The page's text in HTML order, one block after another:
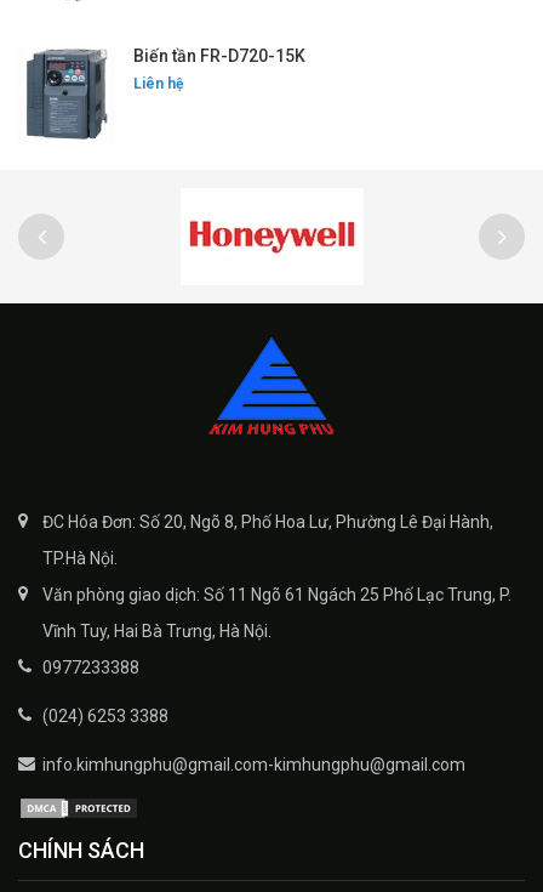
Biến tần FR-D720-15K
Liên hệ
ĐC Hóa Đơn: Số 20, Ngõ 8, Phố Hoa Lư, Phường Lê Đại Hành,
TP.Hà Nội.
Văn phòng giao dịch: Số 11 Ngõ 61 Ngách 25 Phố Lạc Trung, P.
Vĩnh Tuy, Hai Bà Trưng, Hà Nội.
0977233388
(024) 6253 3388
info.kimhungphu@gmail.com-kimhungphu@gmail.com
CHÍNH SÁCH